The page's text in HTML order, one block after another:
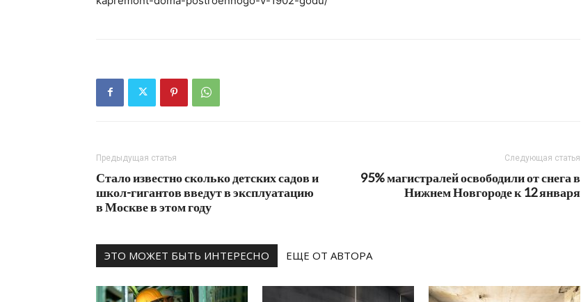
Предыдущая статья
Стало известно сколько детских садов и
школ-гигантов введут в эксплуатацию
в Москве в этом году
Следующая статья
95% магистралей освободили от снега в
Нижнем Новгороде к 12 января
ЭТО МОЖЕТ БЫТЬ ИНТЕРЕСНО ЕЩЕ ОТ АВТОРА